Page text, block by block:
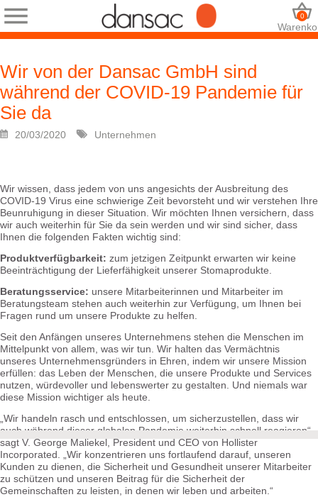
0
Wir von der Dansac GmbH sind
während der COVID-19 Pandemie für
Sie da
20/03/2020 Unternehmen
Wir wissen, dass jedem von uns angesichts der Ausbreitung des
COVID-19 Virus eine schwierige Zeit bevorsteht und wir verstehen Ihre
Beunruhigung in dieser Situation. Wir möchten Ihnen versichern, dass
wir auch weiterhin für Sie da sein werden und wir sind sicher, dass
Ihnen die folgenden Fakten wichtig sind:
Produktverfügbarkeit: zum jetzigen Zeitpunkt erwarten wir keine
Beeinträchtigung der Lieferfähigkeit unserer Stomaprodukte.
Beratungsservice: unsere Mitarbeiterinnen und Mitarbeiter im
Beratungsteam stehen auch weiterhin zur Verfügung, um Ihnen bei
Fragen rund um unsere Produkte zu helfen.
Seit den Anfängen unseres Unternehmens stehen die Menschen im
Mittelpunkt von allem, was wir tun. Wir halten das Vermächtnis
unseres Unternehmensgründers in Ehren, indem wir unsere Mission
erfüllen: das Leben der Menschen, die unsere Produkte und Services
nutzen, würdevoller und lebenswerter zu gestalten. Und niemals war
diese Mission wichtiger als heute.
„Wir handeln rasch und entschlossen, um sicherzustellen, dass wir
auch während dieser globalen Pandemie weiterhin schnell reagieren“,
sagt V. George Maliekel, President und CEO von Hollister
Incorporated. „Wir konzentrieren uns fortlaufend darauf, unseren
Kunden zu dienen, die Sicherheit und Gesundheit unserer Mitarbeiter
zu schützen und unseren Beitrag für die Sicherheit der
Gemeinschaften zu leisten, in denen wir leben und arbeiten.“